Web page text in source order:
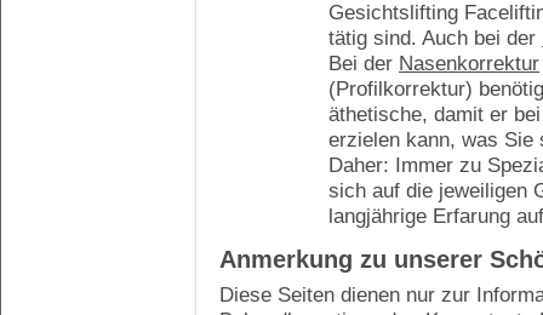
Gesichtslifting
tätig sind. Auch bei der
Bei der Nasenkorrektur
(Profilkorrektur)
äthetische, damit er
erzielen kann, was Sie
Daher: Immer zu
sich auf die jeweiligen
langjährige Erfarung
Anmerkung zu unserer
Diese Seiten dienen nur zur